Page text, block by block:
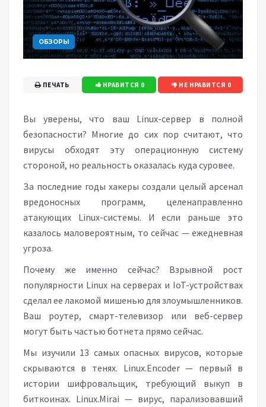
ОБЗОРЫ
НРАВИТСЯ 0 НЕ НРАВИТСЯ 0
ПЕЧАТЬ
Вы уверены, что ваш Linux-сервер в полной
безопасности? Многие до сих пор считают, что
вирусы обходят эту операционную систему
стороной, но реальность оказалась куда суровее.
За последние годы хакеры создали целый арсенал
вредоносных программ, целенаправленно
атакующих Linux-системы. И если раньше это
казалось маловероятным, то сейчас — ежедневная
угроза.
Почему же именно сейчас? Взрывной рост
популярности Linux на серверах и IoT-устройствах
сделал ее лакомой мишенью для злоумышленников.
Ваш роутер, смарт-телевизор или веб-сервер
могут быть частью ботнета прямо сейчас.
Мы изучили 13 самых опасных вирусов, которые
скрываются в тенях. Linux.Encoder — первый в
истории шифровальщик, требующий выкуп в
биткоинах. Linux.Mirai — вирус, парализовавший